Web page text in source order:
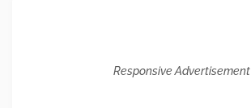
Responsive Advertisement